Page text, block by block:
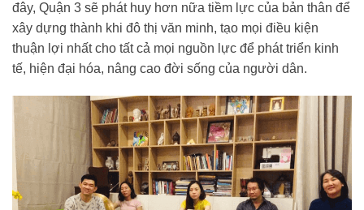
đây, Quận 3 sẽ phát huy hơn nữa tiềm lực của bản thân để
xây dựng thành khi đô thị văn minh, tạo mọi điều kiện
thuận lợi nhất cho tất cả mọi nguồn lực để phát triển kinh
tế, hiện đại hóa, nâng cao đời sống của người dân.